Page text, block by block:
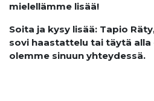
mielellämme lisää!
Soita ja kysy lisää: Tapio
sovi haastattelu tai täytä alla
olemme sinuun yhteydessä.